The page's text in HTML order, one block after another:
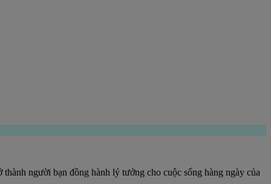
người bạn đồng hành lý tưởng cho cuộc sống hàng ngày của